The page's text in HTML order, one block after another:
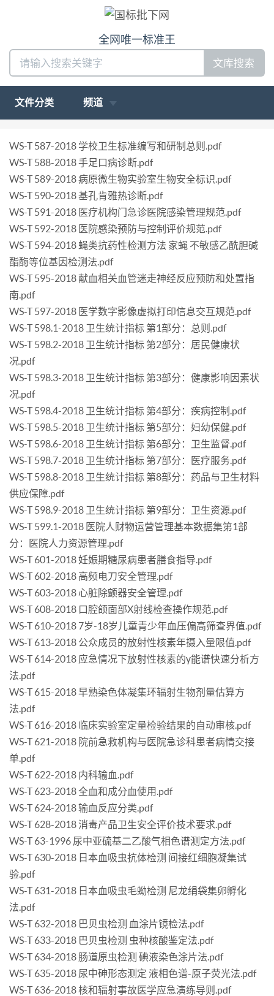
全网唯一标准王
文库搜索
文件分类 频道
WS-T 587-2018 学校卫生标准编写和研制总则.pdf
WS-T 588-2018 手足口病诊断.pdf
WS-T 589-2018 病原微生物实验室生物安全标识.pdf
WS-T 590-2018 基孔肯雅热诊断.pdf
WS-T 591-2018 医疗机构门急诊医院感染管理规范.pdf
WS-T 592-2018 医院感染预防与控制评价规范.pdf
WS-T 594-2018 蝇类抗药性检测方法 家蝇 不敏感乙酰胆碱
酯酶等位基因检测法.pdf
WS-T 595-2018 献血相关血管迷走神经反应预防和处置指
南.pdf
WS-T 597-2018 医学数字影像虚拟打印信息交互规范.pdf
WS-T 598.1-2018 卫生统计指标 第1部分：总则.pdf
WS-T 598.2-2018 卫生统计指标 第2部分：居民健康状
况.pdf
WS-T 598.3-2018 卫生统计指标 第3部分：健康影响因素状
况.pdf
WS-T 598.4-2018 卫生统计指标 第4部分：疾病控制.pdf
WS-T 598.5-2018 卫生统计指标 第5部分：妇幼保健.pdf
WS-T 598.6-2018 卫生统计指标 第6部分：卫生监督.pdf
WS-T 598.7-2018 卫生统计指标 第7部分：医疗服务.pdf
WS-T 598.8-2018 卫生统计指标 第8部分：药品与卫生材料
供应保障.pdf
WS-T 598.9-2018 卫生统计指标 第9部分：卫生资源.pdf
WS-T 599.1-2018 医院人财物运营管理基本数据集第1部
分：医院人力资源管理.pdf
WS-T 601-2018 妊娠期糖尿病患者膳食指导.pdf
WS-T 602-2018 高频电刀安全管理.pdf
WS-T 603-2018 心脏除颤器安全管理.pdf
WS-T 608-2018 口腔颌面部X射线检查操作规范.pdf
WS-T 610-2018 7岁-18岁儿童青少年血压偏高筛查界值.pdf
WS-T 613-2018 公众成员的放射性核素年摄入量限值.pdf
WS-T 614-2018 应急情况下放射性核素的γ能谱快速分析方
法.pdf
WS-T 615-2018 早熟染色体凝集环辐射生物剂量估算方
法.pdf
WS-T 616-2018 临床实验室定量检验结果的自动审核.pdf
WS-T 621-2018 院前急救机构与医院急诊科患者病情交接
单.pdf
WS-T 622-2018 内科输血.pdf
WS-T 623-2018 全血和成分血使用.pdf
WS-T 624-2018 输血反应分类.pdf
WS-T 628-2018 消毒产品卫生安全评价技术要求.pdf
WS-T 63-1996 尿中亚硫基二乙酸气相色谱测定方法.pdf
WS-T 630-2018 日本血吸虫抗体检测 间接红细胞凝集试
验.pdf
WS-T 631-2018 日本血吸虫毛蚴检测 尼龙绢袋集卵孵化
法.pdf
WS-T 632-2018 巴贝虫检测 血涂片镜检法.pdf
WS-T 633-2018 巴贝虫检测 虫种核酸鉴定法.pdf
WS-T 634-2018 肠道原虫检测 碘液染色涂片法.pdf
WS-T 635-2018 尿中砷形态测定 液相色谱-原子荧光法.pdf
WS-T 636-2018 核和辐射事故医学应急演练导则.pdf